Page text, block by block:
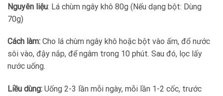
Nguyên liệu: Lá chùm ngây khô 80g (Nếu dạng bột: Dùng
70g)
Cách làm: Cho lá chùm ngây khô hoặc bột vào ấm, đổ nước
sôi vào, đậy nắp, để ngâm trong 10 phút. Sau đó, lọc lấy
nước uống.
Liều dùng: Uống 2-3 lần mỗi ngày, mỗi lần 1-2 cốc, trước